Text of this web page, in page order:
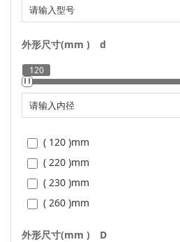
外形尺寸(mm ) d
120
( 120 )mm
( 220 )mm
( 230 )mm
( 260 )mm
外形尺寸(mm ) D